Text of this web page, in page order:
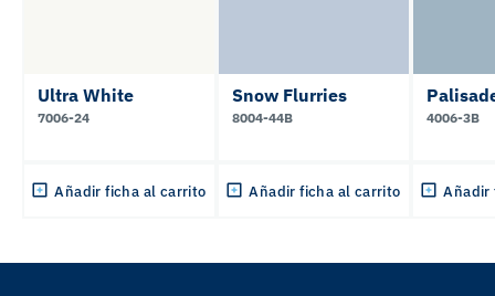
Ultra White
7006-24
Añadir ficha al carrito
Snow Flurries
8004-44B
Añadir ficha al carrito
4006-3B
Añadir